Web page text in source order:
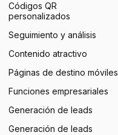
Códigos QR
personalizados
Seguimiento y análisis
Contenido atractivo
Páginas de destino móviles
Funciones empresariales
Generación de leads
Generación de leads